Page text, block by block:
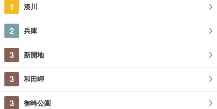
1 湊川
2 兵庫
3 新開地
3 和田岬
3 御崎公園